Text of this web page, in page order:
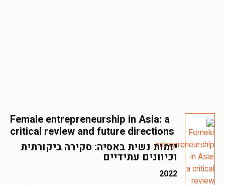
Female entrepreneurship in Asia: a
critical review and future directions
יזמות נשית באסיה: סקירה ביקורתית
וכיוונים עתידיים
2022